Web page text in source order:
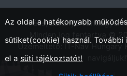
"Pécs, Baranya vármegyei
Minden jog fentartva ©
Üzemeltető: IT-Nav Hungary
Az oldal a hatékonyabb
sütiket(cookie) használ.
el a süti tájékoztatót!